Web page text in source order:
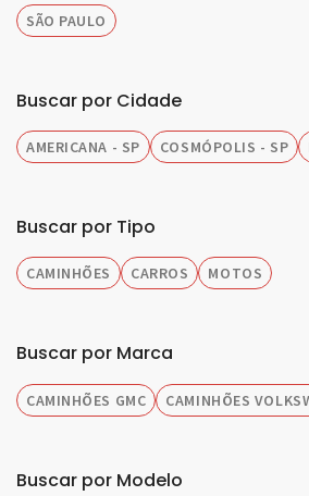
SÃO PAULO
Buscar por Cidade
AMERICANA - SP COSMÓPOLIS - SP
Buscar por Tipo
CAMINHÕES CARROS MOTOS
Buscar por Marca
CAMINHÕES GMC CAMINHÕES
Buscar por Modelo